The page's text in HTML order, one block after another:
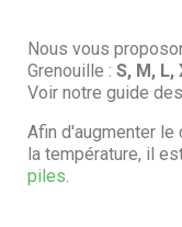
Nous vous
Grenouille : S, M, L,
Voir notre guide
Afin d'augmenter
la température, il
piles.